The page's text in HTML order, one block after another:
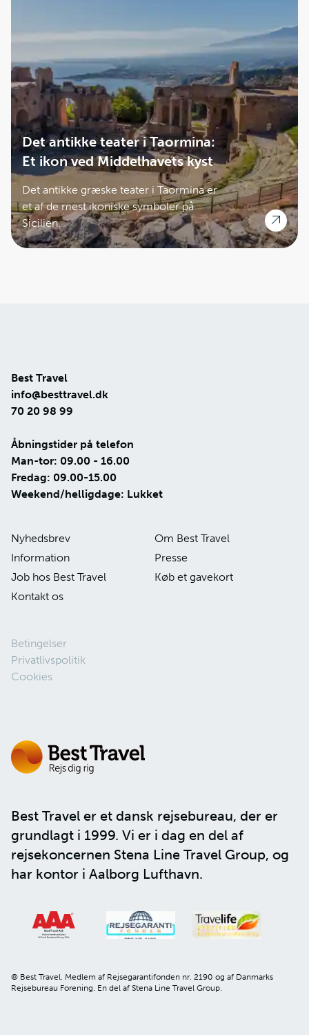
Det antikke teater i Taormina:
Et ikon ved Middelhavets kyst
Det antikke græske teater i Taormina er
et af de mest ikoniske symboler på
Sicilien.
Best Travel er et dansk rejsebureau, der er
grundlagt i 1999. Vi er i dag en del af
rejsekoncernen Stena Line Travel Group, og
har kontor i Aalborg Lufthavn.
© Best Travel. Medlem af Rejsegarantifonden nr. 2190 og af Danmarks
Rejsebureau Forening. En del af Stena Line Travel Group.
Best Travel
info@besttravel.dk
70 20 98 99
Åbningstider på telefon
Man-tor: 09.00 - 16.00
Fredag: 09.00-15.00
Weekend/helligdage: Lukket
Nyhedsbrev
Om Best Travel
Information
Presse
Job hos Best Travel
Køb et gavekort
Kontakt os
Betingelser
Privatlivspolitik
Cookies